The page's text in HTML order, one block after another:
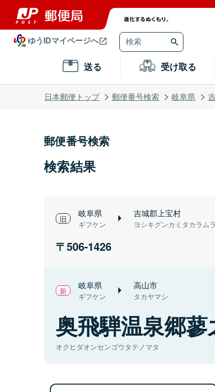
ゆうIDマイページへ
送る 受け取る
日本郵便トップ 郵便番号検索 岐阜県
郵便番号検索
検索結果
岐阜県
ギフケン
吉城郡上宝村
ヨシキグンカミタカラムラ
506-1426
岐阜県
ギフケン
高山市
タカヤマシ
奥飛騨温泉郷蓼
オクヒダオンセンゴウタテノマタ